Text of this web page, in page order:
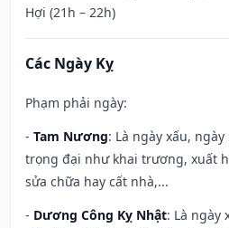
Hợi (21h – 22h)
Các Ngày Kỵ
Phạm phải ngày:
- Tam Nương: Là ngày xấu,
trọng đại như khai trương, xuất
sửa chữa hay cất nhà,...
- Dương Công Kỵ Nhật: Là ngày